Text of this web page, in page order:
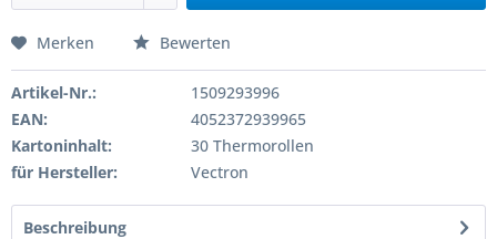
Merken Bewerten
Artikel-Nr.:
1509293996
EAN:
4052372939965
Kartoninhalt:
30 Thermorollen
für Hersteller:
Vectron
Beschreibung